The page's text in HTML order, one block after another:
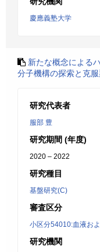
慶應義塾大学
新たな概念による
分子機構の探索と克
研究代表者
服部 豊
研究期間 (年度)
2020 – 2022
研究種目
基盤研究(C)
審査区分
小区分54010:血液お
研究機関